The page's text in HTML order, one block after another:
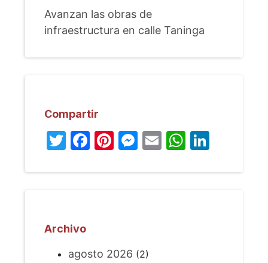
Avanzan las obras de
infraestructura en calle Taninga
Compartir
Twitter
Facebook
Pinterest
Messenger
Email
Archivo
agosto 2026 (2)